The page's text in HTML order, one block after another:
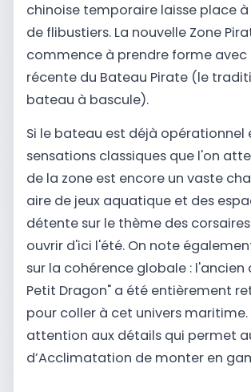
chinoise temporaire laisse place à
de flibustiers. La nouvelle Zone
commence à prendre forme avec
récente du Bateau Pirate (le
bateau à bascule).
Si le bateau est déjà opérationnel
sensations classiques que l'on
de la zone est encore un vaste
aire de jeux aquatique et des
détente sur le thème des
ouvrir d'ici l'été. On note
sur la cohérence globale : l'ancien
Petit Dragon" a été entièrement
pour coller à cet univers maritime.
attention aux détails qui permet
d’Acclimatation de monter en